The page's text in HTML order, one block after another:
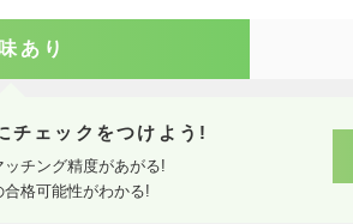
あり
チェックをつけよう!
ッチング精度があがる!
合格可能性がわかる!